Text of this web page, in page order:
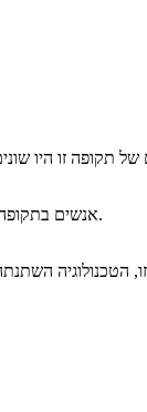
אנשים בתקופה זו ראו עצמם כפרטים, להתנתק הם סטריאוטיפים של הדורות הקודמים. סקס ומיניות גם הפכו לנושא משותף.